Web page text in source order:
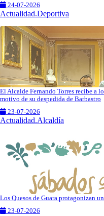
24-07-2026
Actualidad.Deportiva
El Alcalde Fernando Torres recibe a
motivo de su despedida de Barbastro
23-07-2026
Actualidad.Alcaldía
Los Quesos de Guara protagonizan
23-07-2026